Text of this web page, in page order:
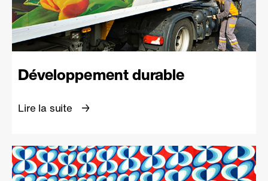
Développement durable
Lire la suite